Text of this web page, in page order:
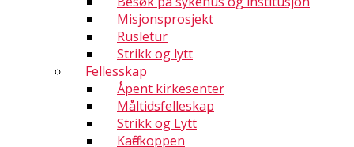
Misjonsprosjekt
Rusletur
Strikk og lytt
Fellesskap
Åpent kirkesenter
Måltidsfelleskap
Strikk og Lytt
Kaffekoppen